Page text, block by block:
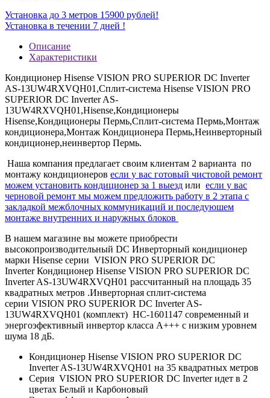
Установка до 3 метров 15900 рублей!
Установка в течении 7 дней !
Описание
Характеристики
Кондиционер Hisense VISION PRO SUPERIOR DC Inverter
AS-13UW4RXVQH01,Сплит-система Hisense VISION PRO
SUPERIOR DC Inverter AS-
13UW4RXVQH01,Hisense,Кондиционеры
Hisense,Кондиционеры Пермь,Сплит-система Пермь,Монтаж
кондиционера,Монтаж Кондиционера Пермь,Неинверторный
кондиционер,неинвертор Пермь.
Наша компания предлагает своим клиентам 2 варианта по
монтажу кондиционеров если у вас готовый чистовой ремонт
можем установить кондиционер за 1 выезд или если у вас
черновой ремонт мы можем предложить работу в 2 этапа с
закладкой межблочных коммуникаций и последуюшем
монтаже внутренних и наружных блоков
В нашем магазине вы можете приобрести
высокопроизводительный DC Инверторный кондиционер
марки Hisense серии VISION PRO SUPERIOR DC
Inverter Кондиционер Hisense VISION PRO SUPERIOR DC
Inverter AS-13UW4RXVQH01 рассчитанный на площадь 35
квадратных метров .Инверторная сплит-система
серии VISION PRO SUPERIOR DC Inverter AS-
13UW4RXVQH01 (комплект) НС-1601147 современный и
энергоэфективный инвертор класса А+++ с низким уровнем
шума 18 дБ.
Кондиционер Hisense VISION PRO SUPERIOR DC
Inverter AS-13UW4RXVQH01 на 35 квадратных метров
Серия VISION PRO SUPERIOR DC Inverter идет в 2
цветах Белый и Карбоновый